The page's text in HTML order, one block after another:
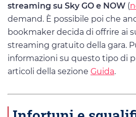
streaming su Sky GO e NOW (
demand. È possibile poi che
bookmaker decida di offrire ai
streaming gratuito della gara.
informazioni su questo tipo di
articoli della sezione Guida.